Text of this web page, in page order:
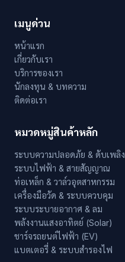
เมนูด่วน
หน้าแรก
เกี่ยวกับเรา
บริการของเรา
นักลงทุน & บทความ
ติดต่อเรา
หมวดหมู่สินค้าหลัก
ระบบความปลอดภัย & ดับเพลิง
ระบบไฟฟ้า & สายสัญญาณ
ท่อเหล็ก & วาล์วอุตสาหกรรม
เครื่องมือวัด & ระบบควบคุม
ระบบระบายอากาศ & ลม
พลังงานแสงอาทิตย์ (Solar)
ชาร์จรถยนต์ไฟฟ้า (EV)
แบตเตอรี่ & ระบบสำรองไฟ